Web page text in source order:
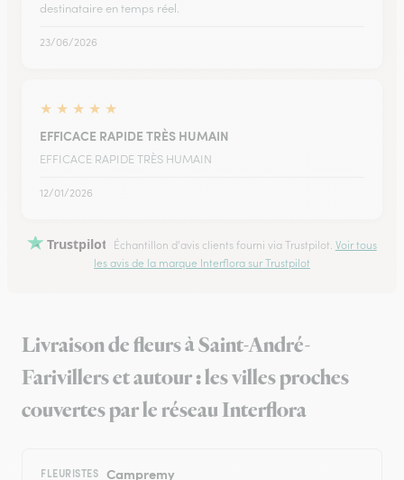
destinataire en temps réel.
23/06/2026
★ ★ ★ ★ ★
EFFICACE RAPIDE TRÈS HUMAIN
EFFICACE RAPIDE TRÈS HUMAIN
12/01/2026
Trustpilot Échantillon d'avis clients fourni via Trustpilot. Voir tous
les avis de la marque Interflora sur Trustpilot
Livraison de fleurs à Saint-André-
Farivillers et autour : les villes proches
couvertes par le réseau Interflora
FLEURISTES Campremy